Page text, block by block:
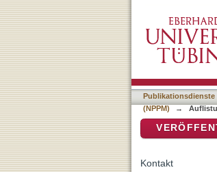
Publikationsdienste
(NPPM)
→
Kontakt